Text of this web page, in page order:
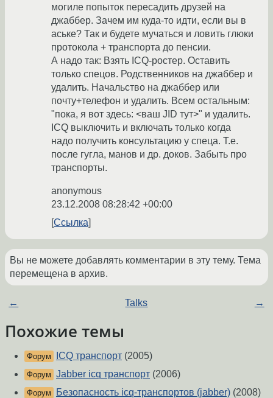
могиле попыток пересадить друзей на
джаббер. Зачем им куда-то идти, если вы в
аське? Так и будете мучаться и ловить глюки
протокола + транспорта до пенсии.
А надо так: Взять ICQ-ростер. Оставить
только спецов. Родственников на джаббер и
удалить. Начальство на джаббер или
почту+телефон и удалить. Всем остальным:
"пока, я вот здесь: <ваш JID тут>" и удалить.
ICQ выключить и включать только когда
надо получить консультацию у спеца. Т.е.
после гугла, манов и др. доков. Забыть про
транспорты.
anonymous
23.12.2008 08:28:42 +00:00
Ссылка
Вы не можете добавлять комментарии в эту тему. Тема
перемещена в архив.
← Talks →
Похожие темы
Форум ICQ транспорт (2005)
Форум Jabber icq транспорт (2006)
Форум Безопасность icq-транспортов (jabber) (2008)